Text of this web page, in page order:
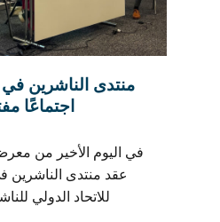
منتدى الناشرين في
اجتماعًا
في اليوم الأخير من
عقد منتدى الناشرين
للاتحاد الدولي